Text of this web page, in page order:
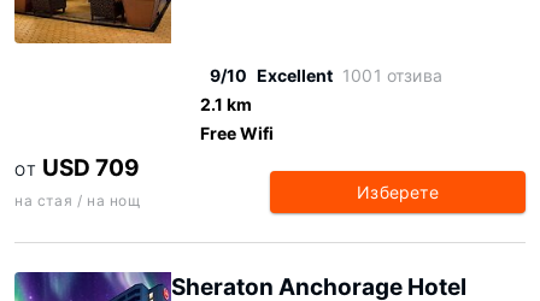
9/10 Excellent 1001 отзива
2.1 km
Free Wifi
ОТ USD 709
на стая / на нощ Изберете
Sheraton Anchorage Hotel